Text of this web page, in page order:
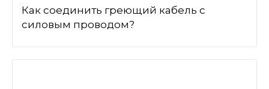
Как соединить греющий кабель с
силовым проводом?